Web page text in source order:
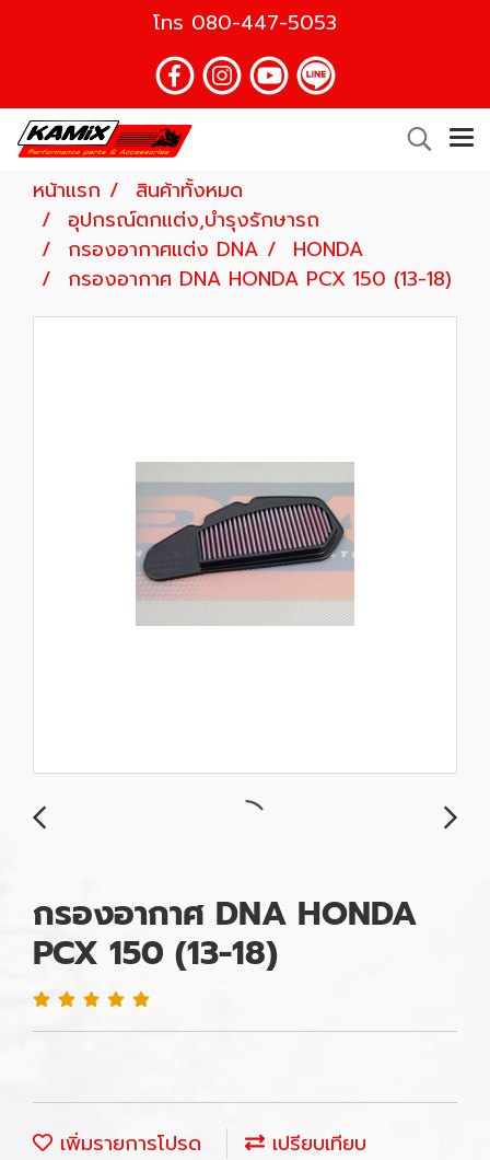
โทร 080-447-5053
หน้าแรก
สินค้าทั้งหมด
อุปกรณ์ตกแต่ง,บำรุงรักษารถ
กรองอากาศแต่ง DNA
HONDA
กรองอากาศ DNA HONDA PCX 150 (13-18)
กรองอากาศ DNA HONDA
PCX 150 (13-18)
เพิ่มรายการโปรด
เปรียบเทียบ